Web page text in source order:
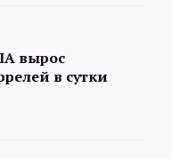
вырос
в сутки